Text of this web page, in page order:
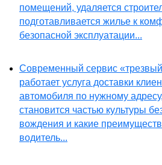
помещений, удаляется
подготавливается жилье к
безопасной эксплуатации...
Современный сервис «трезвый
работает услуга доставки
автомобиля по нужному
становится частью культуры
вождения и какие
водитель...